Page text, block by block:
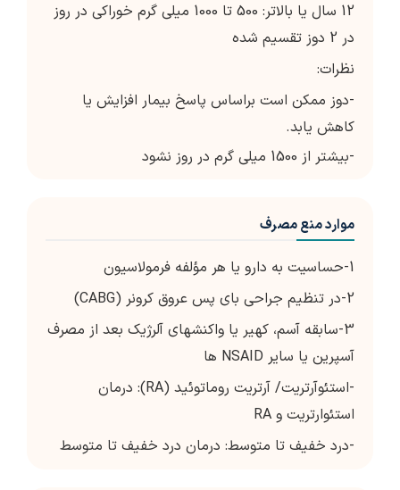
12 سال یا بالاتر: 500 تا 1000 میلی گرم خوراکی در روز
در 2 دوز تقسیم شده
نظرات:
-دوز ممکن است براساس پاسخ بیمار افزایش یا
کاهش یابد.
-بیشتر از 1500 میلی گرم در روز نشود
موارد منع مصرف
1-حساسیت به دارو یا هر مؤلفه فرمولاسیون
2-در تنظیم جراحی بای پس عروق کرونر (CABG)
3-سابقه آسم، کهیر یا واکنشهای آلرژیک بعد از مصرف
آسپرین یا سایر NSAID ها
-استئوآرتریت/ آرتریت روماتوئید (RA): درمان
استئوارتریت و RA
-درد خفیف تا متوسط: درمان درد خفیف تا متوسط